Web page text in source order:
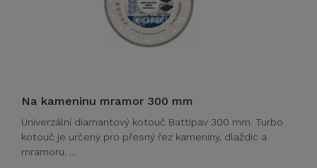
Na kameninu mramor 300 mm
Univerzální diamantový kotouč Battipav 300 mm. Turbo
kotouč je určený pro přesný řez kameniny, dlaždic a
mramoru. …